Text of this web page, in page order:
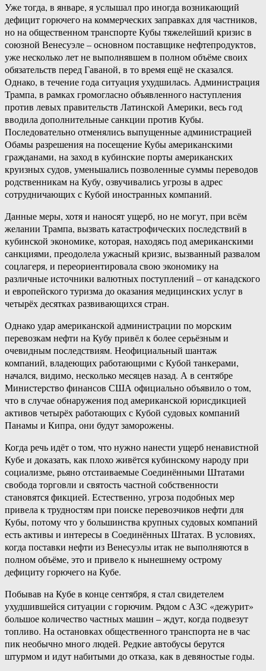
Уже тогда, в январе, я услышал про иногда возникающий
дефицит горючего на коммерческих заправках для частников,
но на общественном транспорте Кубы тяжелейший кризис в
союзной Венесуэле – основном поставщике нефтепродуктов,
уже несколько лет не выполнявшем в полном объёме своих
обязательств перед Гаваной, в то время ещё не сказался.
Однако, в течение года ситуация ухудшилась. Администрация
Трампа, в рамках громогласно объявленного наступления
против левых правительств Латинской Америки, весь год
вводила дополнительные санкции против Кубы.
Последовательно отменялись выпущенные администрацией
Обамы разрешения на посещение Кубы американскими
гражданами, на заход в кубинские порты американских
круизных судов, уменьшались позволенные суммы переводов
родственникам на Кубу, озвучивались угрозы в адрес
сотрудничающих с Кубой иностранных компаний.
Данные меры, хотя и наносят ущерб, но не могут, при всём
желании Трампа, вызвать катастрофических последствий в
кубинской экономике, которая, находясь под американскими
санкциями, преодолела ужасный кризис, вызванный развалом
соцлагеря, и переориентировала свою экономику на
различные источники валютных поступлений – от канадского
и европейского туризма до оказания медицинских услуг в
четырёх десятках развивающихся стран.
Однако удар американской администрации по морским
перевозкам нефти на Кубу привёл к более серьёзным и
очевидным последствиям. Неофициальный шантаж
компаний, владеющих работающими с Кубой танкерами,
начался, видимо, несколько месяцев назад. А в сентябре
Министерство финансов США официально объявило о том,
что в случае обнаружения под американской юрисдикцией
активов четырёх работающих с Кубой судовых компаний
Панамы и Кипра, они будут заморожены.
Когда речь идёт о том, что нужно нанести ущерб ненавистной
Кубе и доказать, как плохо живётся кубинскому народу при
социализме, рьяно отстаиваемые Соединёнными Штатами
свобода торговли и святость частной собственности
становятся фикцией. Естественно, угроза подобных мер
привела к трудностям при поиске перевозчиков нефти для
Кубы, потому что у большинства крупных судовых компаний
есть активы и интересы в Соединённых Штатах. В условиях,
когда поставки нефти из Венесуэлы итак не выполняются в
полном объёме, это и привело к нынешнему острому
дефициту горючего на Кубе.
Побывав на Кубе в конце сентября, я стал свидетелем
ухудшившейся ситуации с горючим. Рядом с АЗС «дежурит»
большое количество частных машин – ждут, когда подвезут
топливо. На остановках общественного транспорта не в час
пик необычно много людей. Редкие автобусы берутся
штурмом и идут набитыми до отказа, как в девяностые годы.